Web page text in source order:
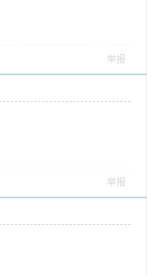
举报
举报